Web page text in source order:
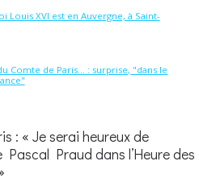
Louis XVI est en Auvergne, à Saint-
Comte de Paris... : surprise, "dans le
: « Je serai heureux de
Praud dans l’Heure des